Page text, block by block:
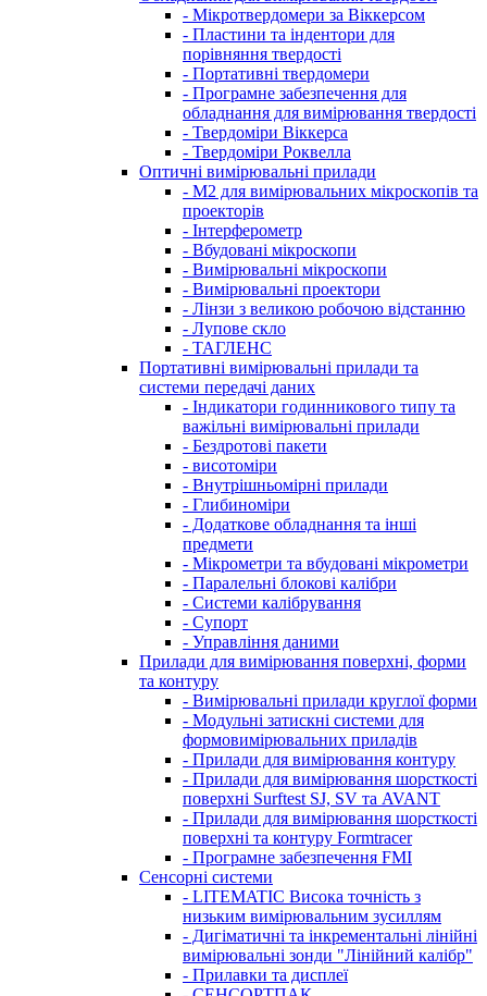
- Мікротвердомери за Віккерсом
- Пластини та індентори для
порівняння твердості
- Портативні твердомери
- Програмне забезпечення для
обладнання для вимірювання твердості
- Твердоміри Віккерса
- Твердоміри Роквелла
Оптичні вимірювальні прилади
- M2 для вимірювальних мікроскопів та
проекторів
- Інтерферометр
- Вбудовані мікроскопи
- Вимірювальні мікроскопи
- Вимірювальні проектори
- Лінзи з великою робочою відстанню
- Лупове скло
- ТАГЛЕНС
Портативні вимірювальні прилади та
системи передачі даних
- Індикатори годинникового типу та
важільні вимірювальні прилади
- Бездротові пакети
- висотоміри
- Внутрішньомірні прилади
- Глибиноміри
- Додаткове обладнання та інші
предмети
- Мікрометри та вбудовані мікрометри
- Паралельні блокові калібри
- Системи калібрування
- Супорт
- Управління даними
Прилади для вимірювання поверхні, форми
та контуру
- Вимірювальні прилади круглої форми
- Модульні затискні системи для
формовимірювальних приладів
- Прилади для вимірювання контуру
- Прилади для вимірювання шорсткості
поверхні Surftest SJ, SV та AVANT
- Прилади для вимірювання шорсткості
поверхні та контуру Formtracer
- Програмне забезпечення FMI
Сенсорні системи
- LITEMATIC Висока точність з
низьким вимірювальним зусиллям
- Дигіматичні та інкрементальні лінійні
вимірювальні зонди "Лінійний калібр"
- Прилавки та дисплеї